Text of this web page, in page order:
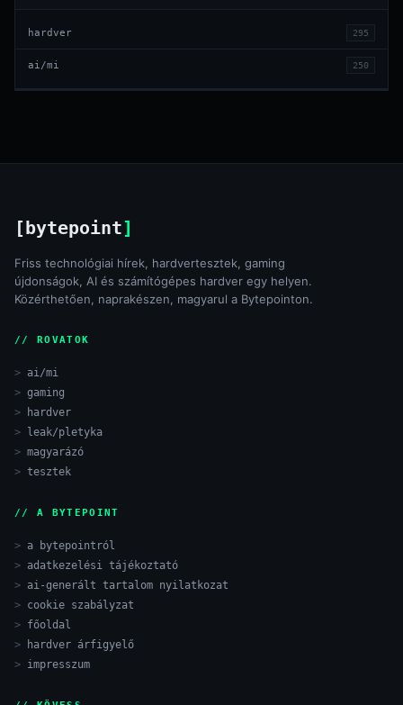
hardver 295
ai/mi 250
[bytepoint]
Friss technológiai hírek, hardvertesztek, gaming
újdonságok, AI és számítógépes hardver egy helyen.
Közérthetően, naprakészen, magyarul a Bytepointon.
// ROVATOK
ai/mi
gaming
hardver
leak/pletyka
magyarázó
tesztek
// A BYTEPOINT
a bytepointról
adatkezelési tájékoztató
ai-generált tartalom nyilatkozat
cookie szabályzat
főoldal
hardver árfigyelő
impresszum